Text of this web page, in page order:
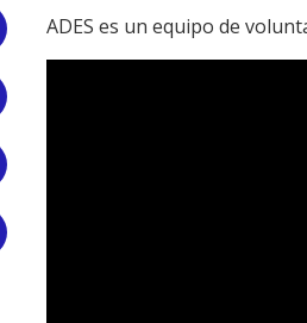
ADES es un equipo de